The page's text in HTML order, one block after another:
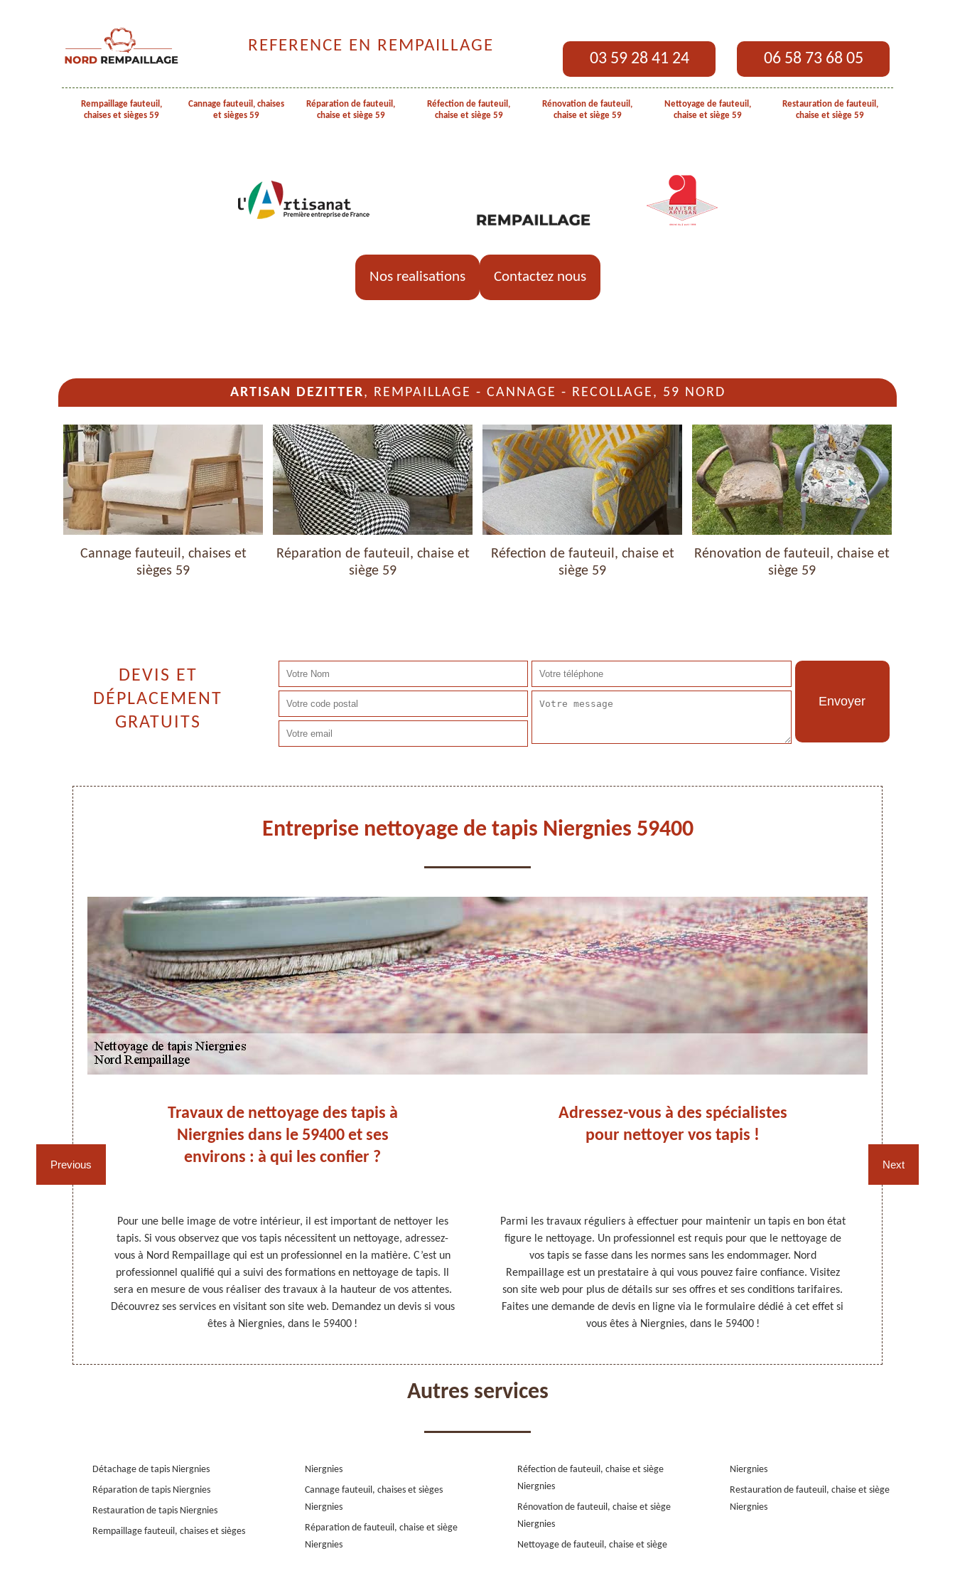
REFERENCE EN REMPAILLAGE
03 59 28 41 24 06 58 73 68 05
Rempaillage fauteuil,
chaises et sièges 59
Cannage fauteuil, chaises
et sièges 59
Réparation de fauteuil,
chaise et siège 59
Réfection de fauteuil,
chaise et siège 59
Rénovation de fauteuil,
chaise et siège 59
Nettoyage de fauteuil,
chaise et siège 59
Restauration de fauteuil,
chaise et siège 59
Nos realisations Contactez nous
ARTISAN DEZITTER, REMPAILLAGE - CANNAGE - RECOLLAGE, 59 NORD
Cannage fauteuil, chaises et
sièges 59
Réparation de fauteuil, chaise et
siège 59
Réfection de fauteuil, chaise et
siège 59
Rénovation de fauteuil, chaise et
siège 59
DEVIS ET
DÉPLACEMENT
GRATUITS
Entreprise nettoyage de tapis Niergnies 59400
Previous
Travaux de nettoyage des tapis à
Niergnies dans le 59400 et ses
environs : à qui les confier ?
Pour une belle image de votre intérieur, il est important de nettoyer les
tapis. Si vous observez que vos tapis nécessitent un nettoyage, adressez-
vous à Nord Rempaillage qui est un professionnel en la matière. C’est un
professionnel qualifié qui a suivi des formations en nettoyage de tapis. Il
sera en mesure de vous réaliser des travaux à la hauteur de vos attentes.
Découvrez ses services en visitant son site web. Demandez un devis si vous
êtes à Niergnies, dans le 59400 !
Adressez-vous à des spécialistes
pour nettoyer vos tapis !
Parmi les travaux réguliers à effectuer pour maintenir un tapis en bon état
figure le nettoyage. Un professionnel est requis pour que le nettoyage de
vos tapis se fasse dans les normes sans les endommager. Nord
Rempaillage est un prestataire à qui vous pouvez faire confiance. Visitez
son site web pour plus de détails sur ses offres et ses conditions tarifaires.
Faites une demande de devis en ligne via le formulaire dédié à cet effet si
vous êtes à Niergnies, dans le 59400 !
Next
Autres services
Détachage de tapis Niergnies
Réparation de tapis Niergnies
Restauration de tapis Niergnies
Rempaillage fauteuil, chaises et sièges
Niergnies
Cannage fauteuil, chaises et sièges
Niergnies
Réparation de fauteuil, chaise et siège
Niergnies
Réfection de fauteuil, chaise et siège
Niergnies
Rénovation de fauteuil, chaise et siège
Niergnies
Nettoyage de fauteuil, chaise et siège
Niergnies
Restauration de fauteuil, chaise et siège
Niergnies